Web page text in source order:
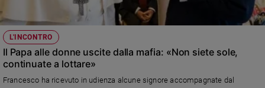
L'INCONTRO
Il Papa alle donne uscite dalla mafia: «Non siete sole,
continuate a lottare»
Francesco ha ricevuto in udienza alcune signore accompagnate dal